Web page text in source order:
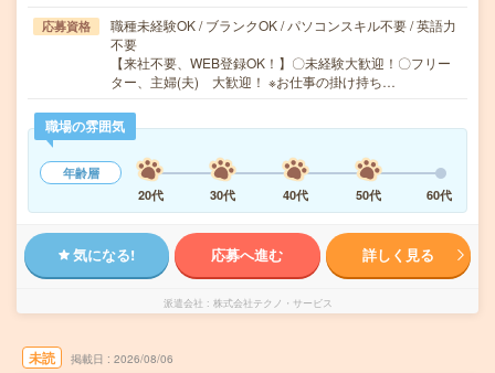
応募資格
職種未経験OK / ブランクOK / パソコンスキル不要 / 英語力
不要
【来社不要、WEB登録OK！】〇未経験大歓迎！〇フリー
ター、主婦(夫) 大歓迎！ ※お仕事の掛け持ち…
職場の雰囲気
年齢層
20代
30代 40代 50代 60代
気になる! 応募へ進む 詳しく見る
派遣会社 株式会社テクノ・サービス
未読 掲載日 2026/08/06